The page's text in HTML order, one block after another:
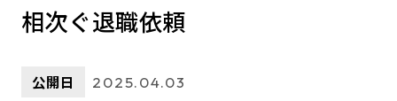
相次ぐ退職依頼
公開日 2025.04.03